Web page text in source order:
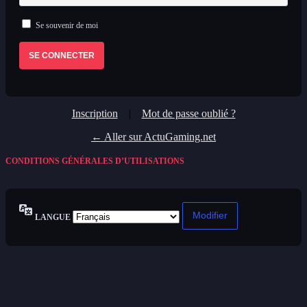
Se souvenir de moi
Inscription |
Mot de passe oublié ?
← Aller sur ActuGaming.net
CONDITIONS GÉNÉRALES D’UTILISATIONS
LANGUE